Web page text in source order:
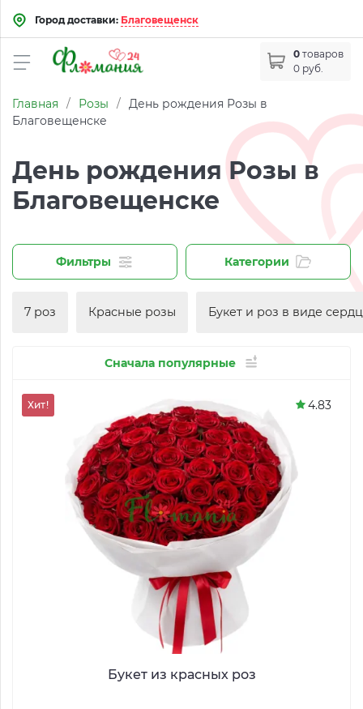
Город доставки: Благовещенск
0 товаров
0 руб.
Главная / Розы / День рождения Розы в
Благовещенске
День рождения Розы в
Благовещенске
Фильтры Категории
7 роз Красные розы Букет и роз в виде
Сначала популярные
Букет из красных роз
Хит! 4.83